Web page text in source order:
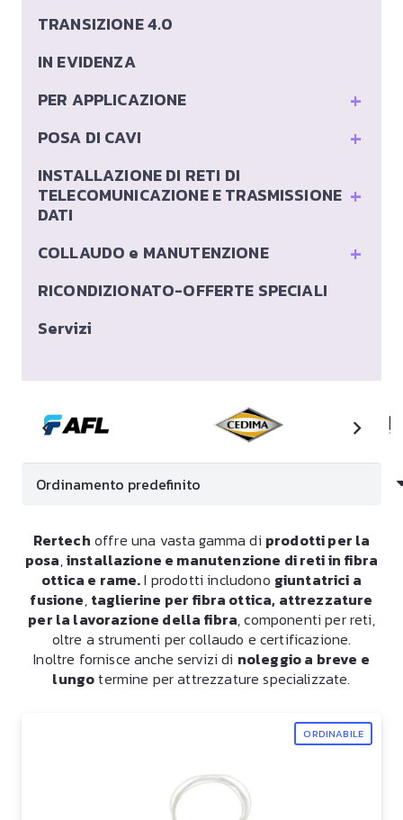
TRANSIZIONE 4.0
IN EVIDENZA
+
PER APPLICAZIONE
+
POSA DI CAVI
+
INSTALLAZIONE DI RETI DI
TELECOMUNICAZIONE E TRASMISSIONE
DATI
+
COLLAUDO e MANUTENZIONE
RICONDIZIONATO-OFFERTE SPECIALI
Servizi
Rertech offre una vasta gamma di prodotti per la
posa,installazione e manutenzione di reti in fibra
ottica e rame.I prodotti includono giuntatrici a
fusione, taglierine per fibra ottica, attrezzature
per la lavorazione della fibra, componenti per reti,
oltre a strumenti per collaudo e certificazione.
Inoltre fornisce anche servizi di noleggio a breve e
lungotermine per attrezzature specializzate.
ORDINABILE